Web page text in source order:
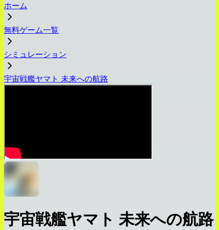
ホーム
無料ゲーム一覧
シミュレーション
宇宙戦艦ヤマト 未来への航路
宇宙戦艦ヤマト 未来への航路